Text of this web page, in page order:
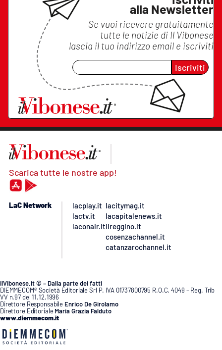
alla Newsletter
Se vuoi ricevere gratuitamente
tutte le notizie di Il Vibonese
lascia il tuo indirizzo email e iscriviti
Iscriviti
Scarica tutte le nostre app!
LaC Network
lacplay.it
lactv.it
laconair.it
lacitymag.it
lacapitalenews.it
ilreggino.it
cosenzachannel.it
catanzarochannel.it
ilVibonese.it © – Dalla parte dei fatti
DIEMMECOM® Società Editoriale Srl P. IVA 01737800795 R.O.C. 4049 – Reg. Trib
VV n.97 del 11.12.1996
Direttore Responsabile Enrico De Girolamo
Direttore Editoriale Maria Grazia Falduto
www.diemmecom.it